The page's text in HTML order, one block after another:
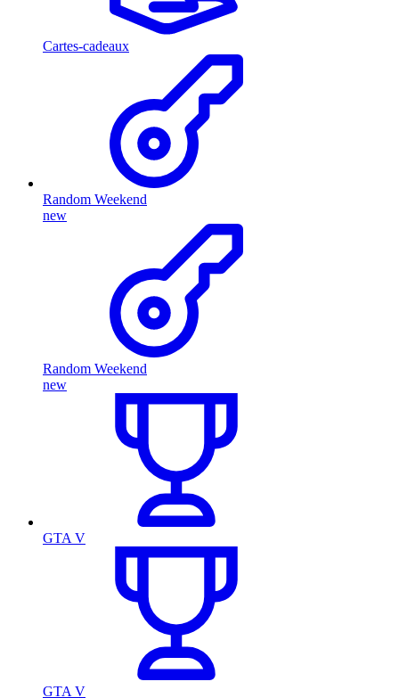
Cartes-cadeaux
Random Weekend
new
Random Weekend
new
GTA V
GTA V